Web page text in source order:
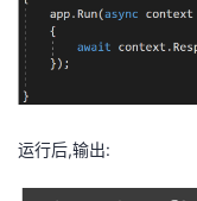
运行后,输出: